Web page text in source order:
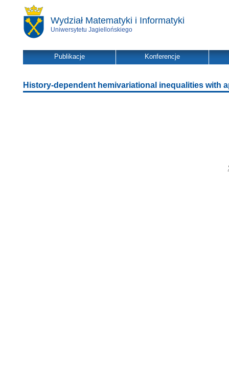
Wydział Matematyki i Informatyki
Uniwersytetu Jagiellońskiego
Publikacje Konferencje
History-dependent hemivariational inequalities with